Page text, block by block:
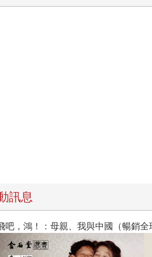
訊息
光ｘ奇幻基地｜全書系展